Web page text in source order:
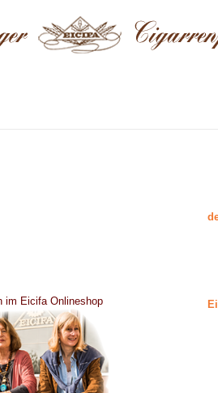
im Eicifa Onlineshop